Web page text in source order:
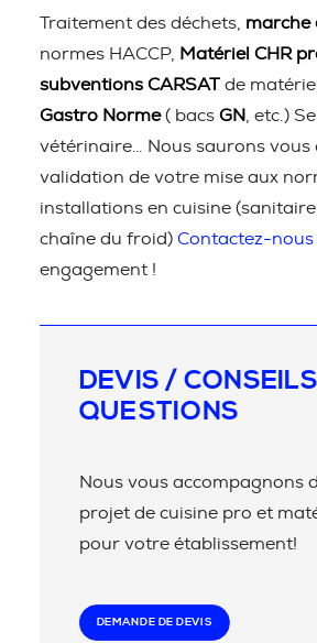
Traitement des déchets, marche
normes HACCP,
Matériel CHR
subventions CARSAT de
Gastro Norme( bacs GN
, etc.)
vétérinaire… Nous saurons vous
validation de votre mise aux
installations en cuisine
chaîne du froid) Contactez-nous
engagement !
DEVIS /
QUESTIONS
Nous vous accompagnons
projet de cuisine pro et
pour votre établissement!
DEMANDE DE DEVIS